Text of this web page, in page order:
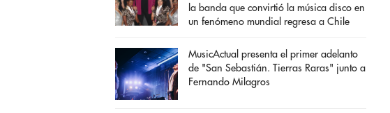
la banda que convirtió la música disco en
un fenómeno mundial regresa a Chile
MusicActual presenta el primer adelanto
de "San Sebastián. Tierras Raras" junto a
Fernando Milagros